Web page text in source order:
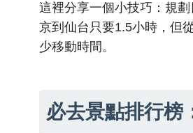
這裡分享一個小技巧：規
京到仙台只要1.5小時，但
少移動時間。
必去景點排行榜